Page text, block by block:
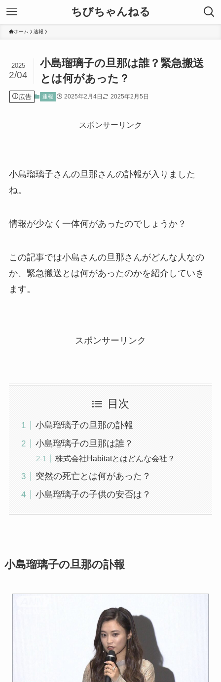
ちびちゃんねる
ホーム 速報
小島瑠璃子の旦那は誰？緊急搬送
とは何があった？
2025
2/04
広告 速報 2025年2月4日 2025年2月5日
スポンサーリンク
小島瑠璃子さんの旦那さんの訃報が入りました
ね。
情報が少なく一体何があったのでしょうか？
この記事では小島さんの旦那さんがどんな人なの
か、緊急搬送とは何があったのかを紹介していき
ます。
スポンサーリンク
目次
小島瑠璃子の旦那の訃報
小島瑠璃子の旦那は誰？
株式会社Habitatとはどんな会社？
突然の死亡とは何があった？
小島瑠璃子の子供の安否は？
小島瑠璃子の旦那の訃報